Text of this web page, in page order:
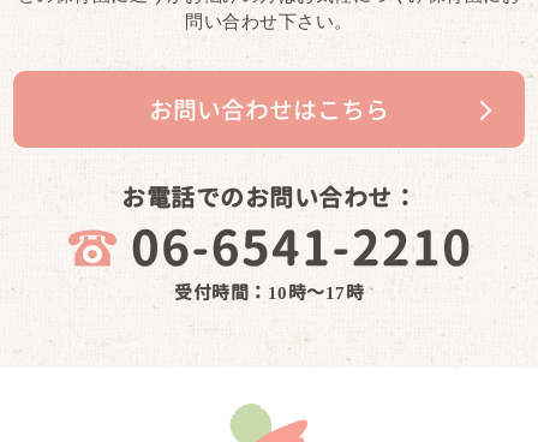
問い合わせ下さい。
お問い合わせはこちら
お電話でのお問い合わせ：
受付時間：10時～17時